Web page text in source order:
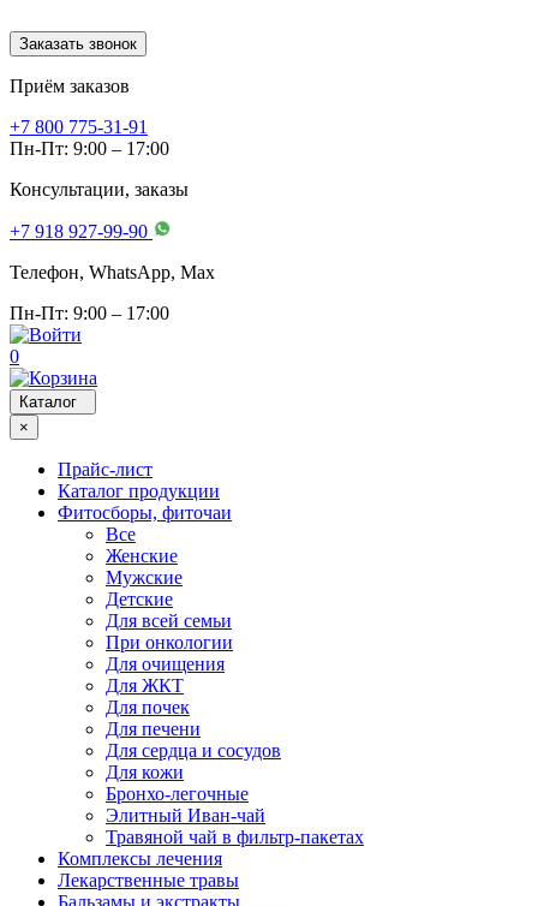
Заказать звонок
Приём заказов
+7 800 775-31-91
Пн-Пт: 9:00 – 17:00
Консультации, заказы
+7 918 927-99-90
Телефон, WhatsApp, Мах
Пн-Пт: 9:00 – 17:00
0
Каталог
×
Прайс-лист
Каталог продукции
Фитосборы, фиточаи
Все
Женские
Мужские
Детские
Для всей семьи
При онкологии
Для очищения
Для ЖКТ
Для почек
Для печени
Для сердца и сосудов
Для кожи
Бронхо-легочные
Элитный Иван-чай
Травяной чай в фильтр-пакетах
Комплексы лечения
Лекарственные травы
Бальзамы и экстракты